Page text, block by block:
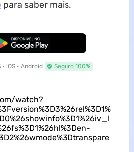
para saber mais.
Baixar Grátis
iOS • Android Seguro 100%
watch?